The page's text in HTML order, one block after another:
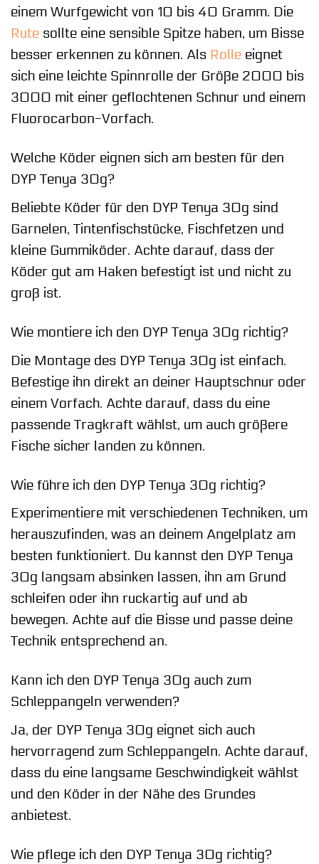
einem Wurfgewicht von 10 bis 40 Gramm. Die
Rute sollte eine sensible Spitze haben, um Bisse
besser erkennen zu können. Als Rolle eignet
sich eine leichte Spinnrolle der Größe 2000 bis
3000 mit einer geflochtenen Schnur und einem
Fluorocarbon-Vorfach.
Welche Köder eignen sich am besten für den
DYP Tenya 30g?
Beliebte Köder für den DYP Tenya 30g sind
Garnelen, Tintenfischstücke, Fischfetzen und
kleine Gummiköder. Achte darauf, dass der
Köder gut am Haken befestigt ist und nicht zu
groß ist.
Wie montiere ich den DYP Tenya 30g richtig?
Die Montage des DYP Tenya 30g ist einfach.
Befestige ihn direkt an deiner Hauptschnur oder
einem Vorfach. Achte darauf, dass du eine
passende Tragkraft wählst, um auch größere
Fische sicher landen zu können.
Wie führe ich den DYP Tenya 30g richtig?
Experimentiere mit verschiedenen Techniken, um
herauszufinden, was an deinem Angelplatz am
besten funktioniert. Du kannst den DYP Tenya
30g langsam absinken lassen, ihn am Grund
schleifen oder ihn ruckartig auf und ab
bewegen. Achte auf die Bisse und passe deine
Technik entsprechend an.
Kann ich den DYP Tenya 30g auch zum
Schleppangeln verwenden?
Ja, der DYP Tenya 30g eignet sich auch
hervorragend zum Schleppangeln. Achte darauf,
dass du eine langsame Geschwindigkeit wählst
und den Köder in der Nähe des Grundes
anbietest.
Wie pflege ich den DYP Tenya 30g richtig?